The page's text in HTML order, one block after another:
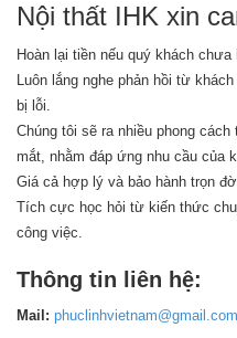
Nội thất IHK xin
Hoàn lại tiền nếu quý khách
Luôn lắng nghe phản hồi từ
bị lỗi.
Chúng tôi sẽ ra nhiều phong
mắt, nhằm đáp ứng nhu cầu của
Giá cả hợp lý và bảo hành trọn
Tích cực học hỏi từ kiến thức
công việc.
Thông tin liên hệ:
Mail: phuclinhvietnam@gmail.com